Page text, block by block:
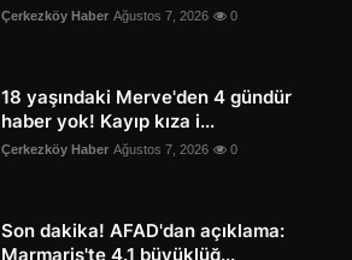
Çerkezköy Haber Ağustos 7, 2026 0
18 yaşındaki Merve'den 4 gündür
haber yok! Kayıp kıza i...
Çerkezköy Haber Ağustos 7, 2026 0
Son dakika! AFAD'dan açıklama:
Marmaris'te 4.1 büyüklüğ...